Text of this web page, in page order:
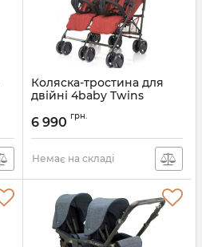
Коляска-тростина для
двійні 4baby Twins
6 990 грн.
Немає на складі